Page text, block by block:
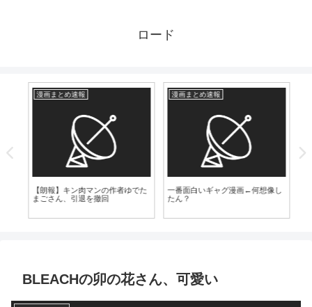
ロード
漫画まとめ速報
【朗報】キン肉マンの作者ゆでた
まごさん、引退を撤回
漫画まとめ速報
一番面白いギャグ漫画←何想像し
たん？
BLEACHの卯の花さん、可愛い